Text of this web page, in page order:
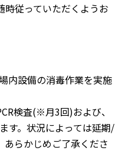
時従っていただくようお
内設備の消毒作業を実施
検査(※月3回)および、
す。状況によっては延期/
らかじめご了承くださ